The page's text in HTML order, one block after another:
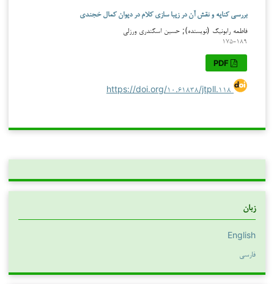
بررسی کنایه و نقش آن در زیبا سازی کلام در دیوان کمال خجندی
فاطمه رابونیک (نویسنده); حسین اسکندری ورزلی
۱۷۵-۱۸۹
https://doi.org/۱۰.۶۱۸۳۸/jtpll.۱۱۸
زبان
English
فارسی